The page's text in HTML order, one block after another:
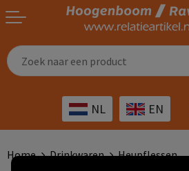
NL EN
Giveaways
Outdoor
Werkkleding
Sportkleding
Outdoor artikelen bedrukken
Giveaways bedrukken
Transport
Horeca
Home Drinkwaren Heupflessen